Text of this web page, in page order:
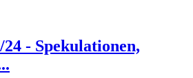
- Spekulationen,